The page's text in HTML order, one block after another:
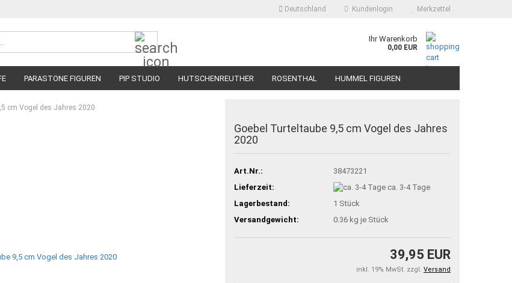
Deutschland Kundenlogin Merkzettel
Ihr Warenkorb
0,00 EUR
PARASTONE FIGUREN PIP STUDIO HUTSCHENREUTHER ROSENTHAL HUMMEL FIGUREN
cm Vogel des Jahres 2020
Goebel Turteltaube 9,5 cm Vogel des Jahres
2020
Art.Nr.:
38473221
Lieferzeit:
ca. 3-4 Tage
Lagerbestand:
1 Stück
Versandgewicht:
0.36 kg je Stück
39,95 EUR
inkl. 19% MwSt. zzgl. Versand